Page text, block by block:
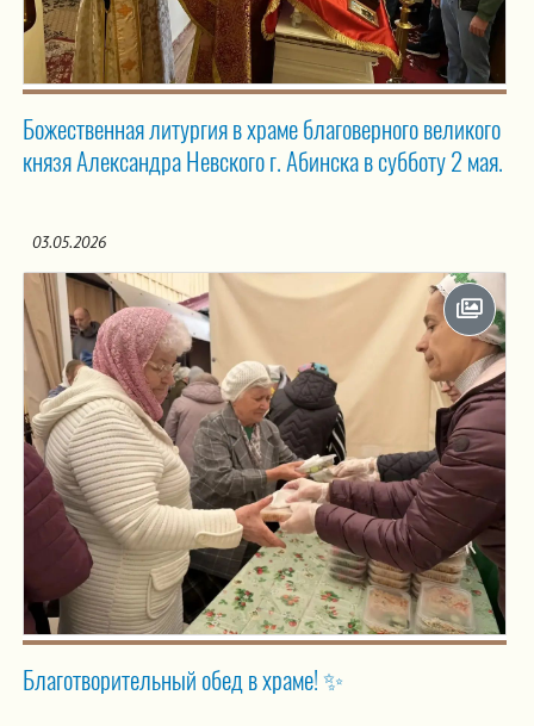
Божественная литургия в храме благоверного великого
князя Александра Невского г. Абинска в субботу 2 мая.
03.05.2026
Благотворительный обед в храме! ✨